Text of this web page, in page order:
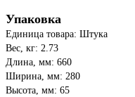
Упаковка
Единица товара: Штука
Вес, кг: 2.73
Длина, мм: 660
Ширина, мм: 280
Высота, мм: 65